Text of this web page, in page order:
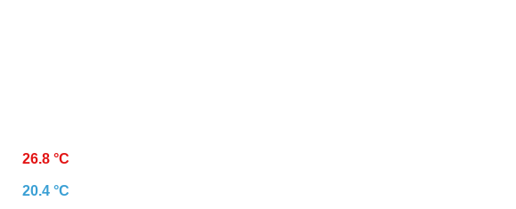
26.8 °C
20.4 °C